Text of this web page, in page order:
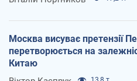
Москва висуває претензії
перетворюється на
Китаю